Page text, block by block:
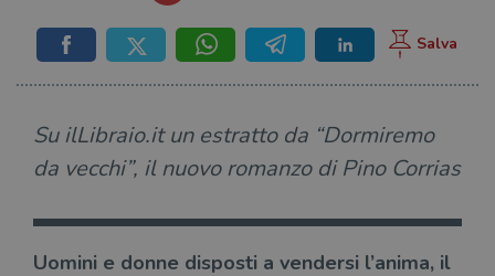
Su ilLibraio.it un estratto da “Dormiremo
da vecchi”, il nuovo romanzo di Pino Corrias
Uomini e donne disposti a vendersi l’anima, il